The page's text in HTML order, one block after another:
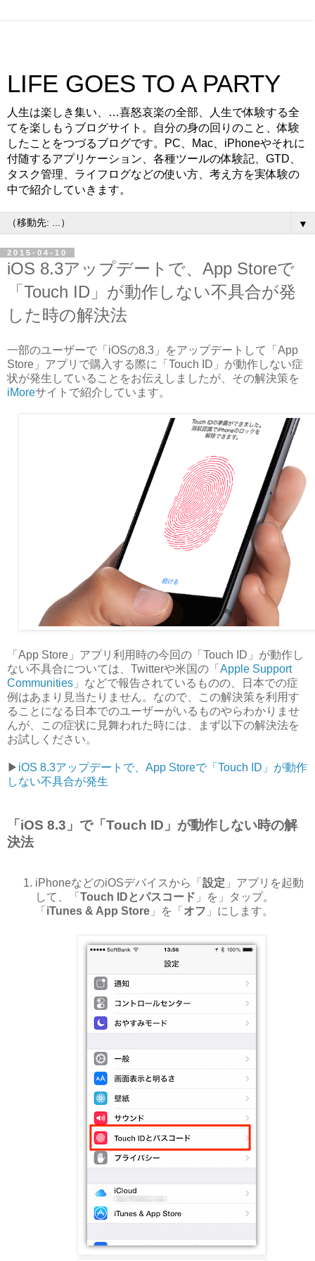
LIFE GOES TO A PARTY
人生は楽しき集い、…喜怒哀楽の全部、人生で体験する全
てを楽しもうブログサイト。自分の身の回りのこと、体験
したことをつづるブログです。PC、Mac、iPhoneやそれに
付随するアプリケーション、各種ツールの体験記、GTD、
タスク管理、ライフログなどの使い方、考え方を実体験の
中で紹介していきます。
▼
2015-04-10
iOS 8.3アップデートで、App Storeで
「Touch ID」が動作しない不具合が発
した時の解決法
一部のユーザーで「iOSの8.3」をアップデートして「App
Store」アプリで購入する際に「Touch ID」が動作しない症
状が発生していることをお伝えしましたが、その解決策を
iMoreサイトで紹介しています。
「App Store」アプリ利用時の今回の「Touch ID」が動作し
ない不具合については、Twitterや米国の「 Apple Support
Communities 」などで報告されているものの、日本での症
例はあまり見当たりません。なので、この解決策を利用す
ることになる日本でのユーザーがいるものやらわかりませ
んが、この症状に見舞われた時には、まず以下の解決法を
お試しください。
▶︎ iOS 8.3アップデートで、App Storeで「Touch ID」が動作
しない不具合が発生
「iOS 8.3」で「Touch ID」が動作しない時の解
決法
iPhoneなどのiOSデバイスから「 設定 」アプリを起動
して、「 Touch IDとパスコード 」を」タップ。
「 iTunes & App Store 」を「 オフ 」にします。